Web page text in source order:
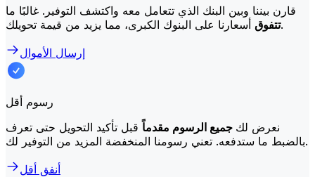
قارن بيننا وبين البنك الذي تتعامل معه واكتشف التوفير. غالبًا ما
تتفوقأسعارنا على البنوك الكبرى، مما يزيد من قيمة تحويلك.
إرسال الأموال
رسوم أقل
نعرض لك جميع الرسوم مقدماًقبل تأكيد التحويل حتى تعرف
بالضبط ما ستدفعه. تعني رسومنا المنخفضة المزيد من التوفير لك.
أنفق أقل